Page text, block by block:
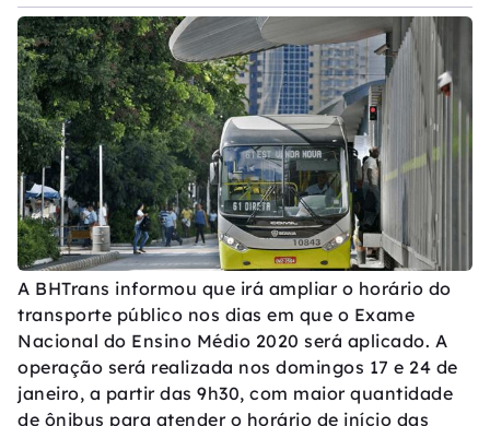
A BHTrans informou que irá ampliar o horário do
transporte público nos dias em que o Exame
Nacional do Ensino Médio 2020 será aplicado. A
operação será realizada nos domingos 17 e 24 de
janeiro, a partir das 9h30, com maior quantidade
de ônibus para atender o horário de início das